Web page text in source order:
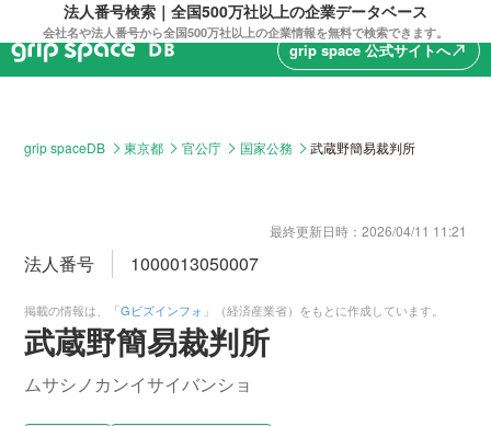
法人番号検索｜全国500万社以上の企業データベース
会社名や法人番号から全国500万社以上の企業情報を無料で検索できます。
grip space 公式サイトへnorth_east
grip spaceDB 東京都 官公庁 国家公務 武蔵野簡易裁判所
最終更新日時： 2026/04/11 11:21
法人番号 1000013050007
掲載の情報は、「Gビズインフォ 」（経済産業省）をもとに作成しています。
武蔵野簡易裁判所
ムサシノカンイサイバンショ